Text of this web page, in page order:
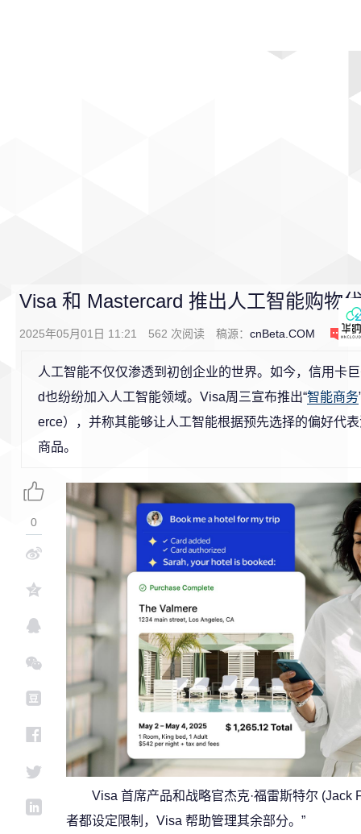
Visa 和 Mastercard 推出人工智能购物
2025年05月01日 11:21 562 次阅读 稿源： cnBeta.COM 0
人工智能不仅仅渗透到初创企业的世界。如今，信用卡
d也纷纷加入人工智能领域。Visa周三宣布推出“智能商务
erce），并称其能够让人工智能根据预先选择的偏好代
商品。
Visa 首席产品和战略官杰克·福雷斯特尔 (Jack
者都设定限制，Visa 帮助管理其余部分。”
0